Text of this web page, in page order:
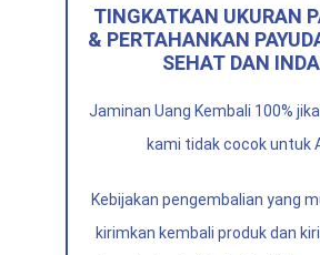
TINGKATKAN UKURAN
& PERTAHANKAN
SEHAT DAN
Jaminan Uang Kembali 100%
kami tidak cocok untuk
Kebijakan pengembalian yang
kirimkan kembali produk dan